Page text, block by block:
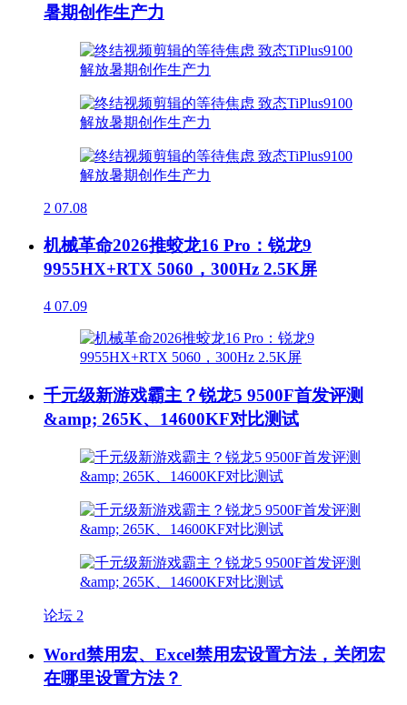
暑期创作生产力
2 07.08
机械革命2026推蛟龙16 Pro：锐龙9
9955HX+RTX 5060，300Hz 2.5K屏
4 07.09
千元级新游戏霸主？锐龙5 9500F首发评测
&amp; 265K、14600KF对比测试
论坛 2
Word禁用宏、Excel禁用宏设置方法，关闭宏
在哪里设置方法？